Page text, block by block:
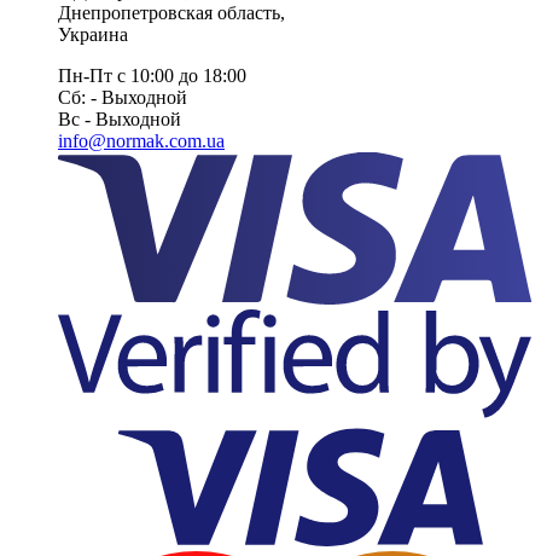
Днепропетровская область,
Украина
Пн-Пт с 10:00 до 18:00
Сб: - Выходной
Вс - Выходной
info@normak.com.ua